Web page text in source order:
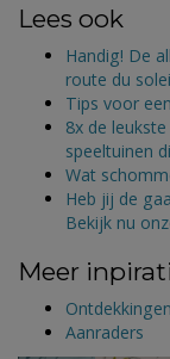
Lees ook
Handig! De
route du
Tips voor
8x de
speeltuinen
Wat
Heb jij de
Bekijk nu
Meer
Aanraders